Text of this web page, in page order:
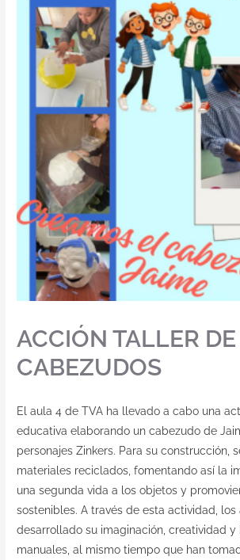
ACCIÓN TALLER DE
CABEZUDOS
El aula 4 de TVA ha llevado a cabo una
educativa elaborando un cabezudo de
personajes Zinkers. Para su construcción,
materiales reciclados, fomentando así la
una segunda vida a los objetos y
sostenibles. A través de esta actividad, los
desarrollado su imaginación, creatividad y
manuales, al mismo tiempo que han